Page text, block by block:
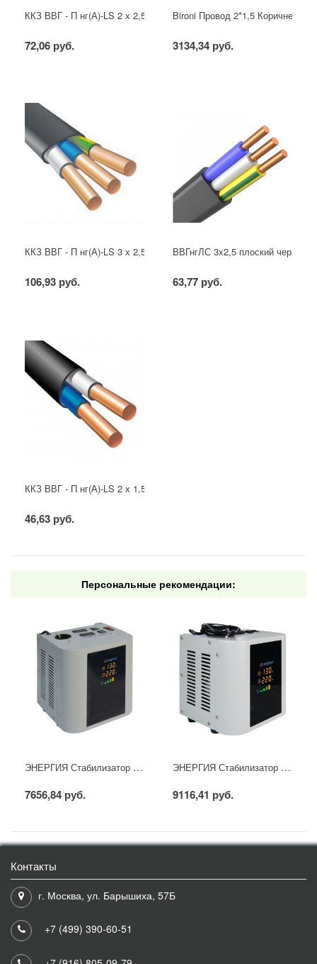
ККЗ ВВГ - П нг(А)-LS 2 х 2,5 ГОСТ
72,06 руб.
Bironi Провод 2*1,5 Коричневый
3134,34 руб.
ККЗ ВВГ - П нг(А)-LS 3 х 2,5 ГОСТ
106,93 руб.
ВВГнгЛС 3x2,5 плоский черный
63,77 руб.
ККЗ ВВГ - П нг(А)-LS 2 х 1,5 ГОСТ
46,63 руб.
Персональные рекомендации:
ЭНЕРГИЯ Стабилизатор напряжения Hybrid 500
7656,84 руб.
ЭНЕРГИЯ Стабилизатор напряжения Hybrid 1000
9116,41 руб.
Контакты
г. Москва, ул. Барышиха, 57Б
+7 (499) 390-60-51